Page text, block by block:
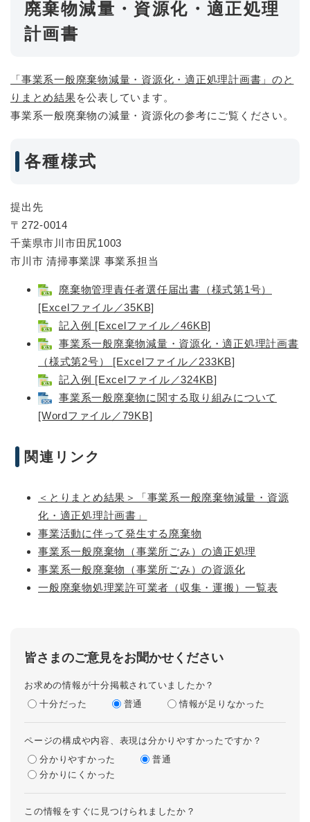
廃棄物減量・資源化・適正処理
計画書
「事業系一般廃棄物減量・資源化・適正処理計画書」のと
りまとめ結果を公表しています。
事業系一般廃棄物の減量・資源化の参考にご覧ください。
各種様式
提出先
〒272-0014
千葉県市川市田尻1003
市川市 清掃事業課 事業系担当
廃棄物管理責任者選任届出書（様式第1号）
[Excelファイル／35KB]
記入例 [Excelファイル／46KB]
事業系一般廃棄物減量・資源化・適正処理計画書
（様式第2号） [Excelファイル／233KB]
記入例 [Excelファイル／324KB]
事業系一般廃棄物に関する取り組みについて
[Wordファイル／79KB]
関連リンク
＜とりまとめ結果＞「事業系一般廃棄物減量・資源
化・適正処理計画書」
事業活動に伴って発生する廃棄物
事業系一般廃棄物（事業所ごみ）の適正処理
事業系一般廃棄物（事業所ごみ）の資源化
一般廃棄物処理業許可業者（収集・運搬）一覧表
皆さまのご意見をお聞かせください
お求めの情報が十分掲載されていましたか？
十分だった
普通 情報が足りなかった
ページの構成や内容、表現は分かりやすかったですか？
分かりやすかった
普通
分かりにくかった
この情報をすぐに見つけられましたか？